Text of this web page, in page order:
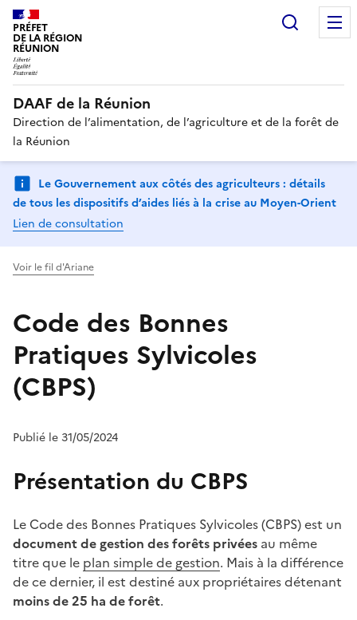
PRÉFET
DE LA RÉGION
RÉUNION
DAAF de la Réunion
Direction de l’alimentation, de l’agriculture et de la forêt de
la Réunion
Le Gouvernement aux côtés des agriculteurs : détails
de tous les dispositifs d’aides liés à la crise au Moyen-Orient
Lien de consultation
Voir le fil d'Ariane
Code des Bonnes
Pratiques Sylvicoles
(CBPS)
Publié le 31/05/2024
Présentation du CBPS
Le Code des Bonnes Pratiques Sylvicoles (CBPS) est un
document de gestion des forêts privées au même
titre que le plan simple de gestion. Mais à la différence
de ce dernier, il est destiné aux propriétaires détenant
moins de 25 ha de forêt.